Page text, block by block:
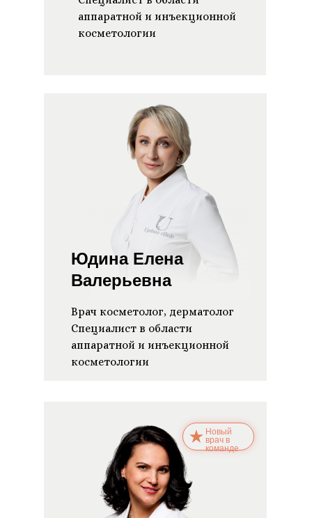
Юдина Елена
Валерьевна
Врач косметолог, дерматолог
Специалист в области
аппаратной и инъекционной
косметологии
аппаратной и инъекционной
косметологии
Новый
врач в
команде